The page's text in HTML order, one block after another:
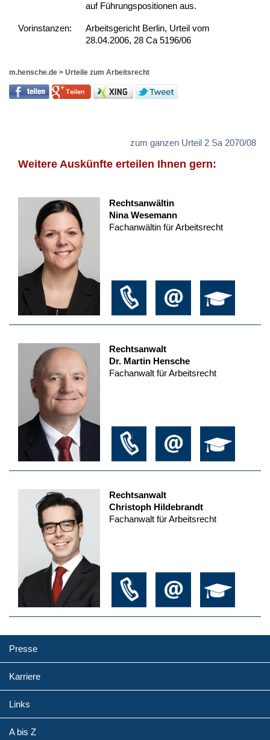
auf Führungs­po­si­tio­nen aus.
Vor­ins­tan­zen:
Arbeitsgericht Berlin, Urteil vom
28.04.2006, 28 Ca 5196/06
m.hensche.de > Urteile zum Arbeitsrecht
zum ganzen Urteil 2 Sa 2070/08
Weitere Auskünfte erteilen Ihnen gern:
Rechtsanwältin
Nina Wesemann
Fachanwältin für Arbeitsrecht
Rechtsanwalt
Dr. Martin Hensche
Fachanwalt für Arbeitsrecht
Rechtsanwalt
Christoph Hildebrandt
Fachanwalt für Arbeitsrecht
Presse
Karriere
Links
A bis Z